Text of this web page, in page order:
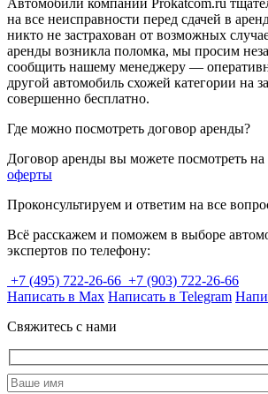
на все неисправности перед сдачей в
никто не застрахован от возможных
аренды возникла поломка, мы просим
сообщить нашему менеджеру —
другой автомобиль схожей категории на
совершенно бесплатно.
Где можно посмотреть договор аренды?
Договор аренды вы можете посмотреть на
оферты
Проконсультируем и ответим на все
Всё расскажем и поможем в выборе
экспертов по телефону:
+7 (495) 722-26-66 +7 (903) 722-26-66
Написать в Max Написать в Telegram
Свяжитесь с нами